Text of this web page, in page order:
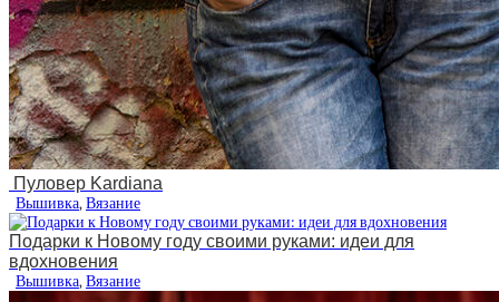
Пуловер Kardiana
Вышивка,Вязание
Подарки к Новому году своими руками: идеи для
вдохновения
Вышивка,Вязание